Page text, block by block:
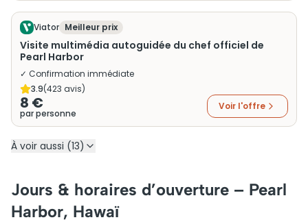
Viator Meilleur prix
Visite multimédia autoguidée du chef officiel de
Pearl Harbor
✓ Confirmation immédiate
3.9(423 avis)
8 €
par personne
Voir l'offre
À voir aussi (13)
Jours & horaires d’ouverture – Pearl
Harbor, Hawaï